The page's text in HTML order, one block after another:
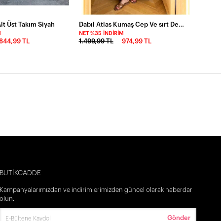
Üst Takım Siyah
TL
Dabıl Atlas Kumaş Cep Ve sırt Detaylı Elbise
NET %35 İNDIRIM
1.499,99 TL 974,99 TL
BUTİKCADDE
Kampanyalarımızdan ve indirimlerimizden güncel olarak haberdar
olun.
Gönder